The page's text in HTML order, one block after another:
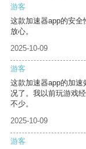
游客
这款加速器app的安
放心。
2025-10-09
游客
这款加速器app的加
况了。我以前玩游戏
不少。
2025-10-09
游客